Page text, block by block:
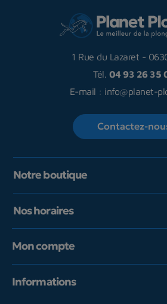
1 Rue du Lazaret -
Tél. 04 93 26 35
E-mail : info@planet-
Contactez-
Notre boutique
Nos horaires
Mon compte
Informations